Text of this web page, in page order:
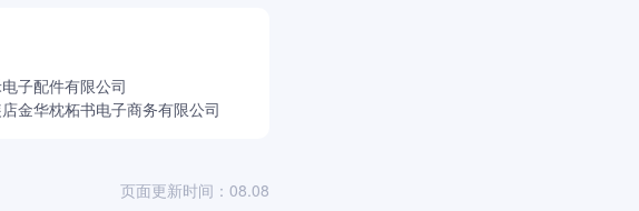
子配件有限公司
金华枕柘书电子商务有限公司
页面更新时间：08.08